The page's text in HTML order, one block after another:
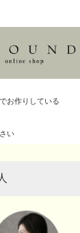
お作りしている
い